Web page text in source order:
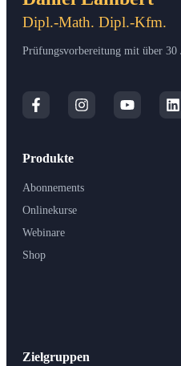
Dipl.-Math. Dipl.-Kfm.
Prüfungsvorbereitung mit über 30
Produkte
Abonnements
Onlinekurse
Webinare
Shop
Zielgruppen